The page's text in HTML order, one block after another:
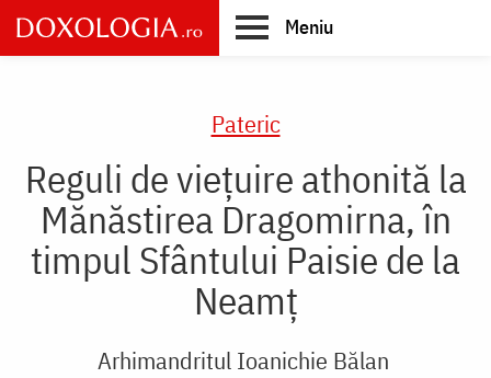
Skip
to
main
Meniu
Pateric
Reguli de viețuire athonită la
Mănăstirea Dragomirna, în
timpul Sfântului Paisie de la
Neamț
Arhimandritul Ioanichie Bălan